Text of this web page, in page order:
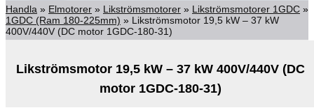
Handla » Elmotorer » Likströmsmotorer » Likströmsmotorer 1GDC »
1GDC (Ram 180-225mm) » Likströmsmotor 19,5 kW – 37 kW
400V/440V (DC motor 1GDC-180-31)
Likströmsmotor 19,5 kW – 37 kW 400V/440V (DC
motor 1GDC-180-31)